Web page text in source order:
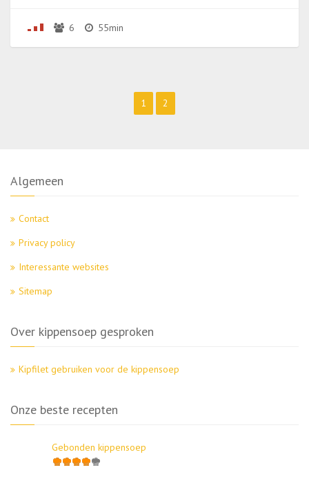
6 55min
1 2
Algemeen
Contact
Privacy policy
Interessante websites
Sitemap
Over kippensoep gesproken
Kipfilet gebruiken voor de kippensoep
Onze beste recepten
Gebonden kippensoep